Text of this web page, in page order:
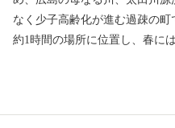
なく少子高齢化が進む過疎の
約1時間の場所に位置し、春に
色。四季折々、里山の風景が